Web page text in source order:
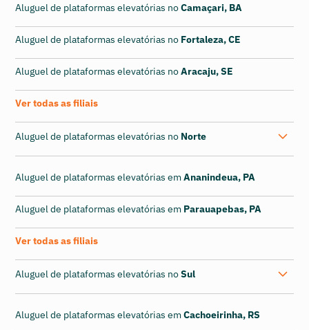
Aluguel de plataformas elevatórias noCamaçari, BA
Aluguel de plataformas elevatórias no Fortaleza, CE
Aluguel de plataformas elevatórias noAracaju, SE
Ver todas as filiais
Aluguel de plataformas elevatórias no Norte
Aluguel de plataformas elevatórias emAnanindeua, PA
Aluguel de plataformas elevatórias em Parauapebas, PA
Ver todas as filiais
Aluguel de plataformas elevatórias noSul
Aluguel de plataformas elevatórias emCachoeirinha, RS